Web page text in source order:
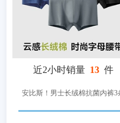
近2小时销量 13 件
安比斯！男士长绒棉抗菌内裤3